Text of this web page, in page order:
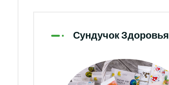
Сундучок Здоровья